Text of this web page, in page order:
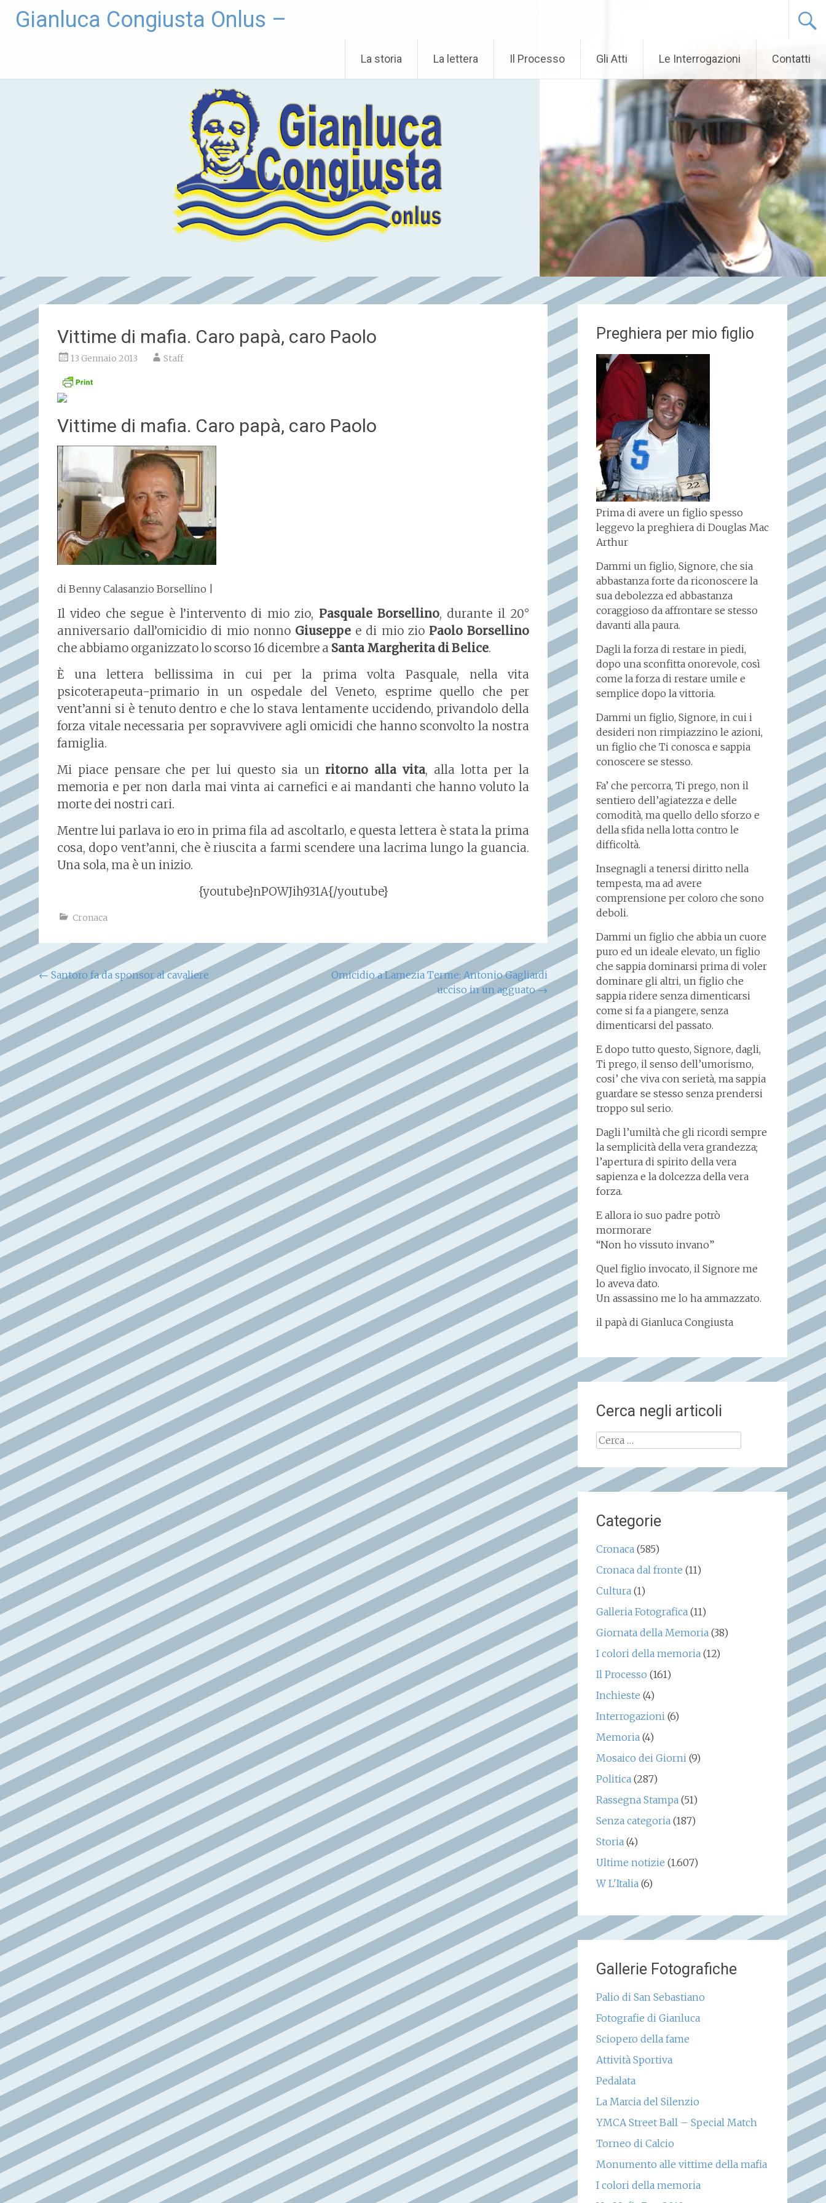
Gianluca Congiusta Onlus –
La storia La lettera Il Processo Gli Atti Le Interrogazioni Contatti
Vittime di mafia. Caro papà, caro Paolo
13 Gennaio 2013 Staff
Vittime di mafia. Caro papà, caro Paolo
di Benny Calasanzio Borsellino
Il video che segue è l’intervento di mio zio, Pasquale Borsellino, durante il 20°
anniversario dall’omicidio di mio nonno Giuseppe e di mio zio Paolo Borsellino
che abbiamo organizzato lo scorso 16 dicembre a Santa Margherita di Belice.
È una lettera bellissima in cui per la prima volta Pasquale, nella vita
psicoterapeuta-primario in un ospedale del Veneto, esprime quello che per
vent’anni si è tenuto dentro e che lo stava lentamente uccidendo, privandolo della
forza vitale necessaria per sopravvivere agli omicidi che hanno sconvolto la nostra
famiglia.
Mi piace pensare che per lui questo sia un ritorno alla vita, alla lotta per la
memoria e per non darla mai vinta ai carnefici e ai mandanti che hanno voluto la
morte dei nostri cari.
Mentre lui parlava io ero in prima fila ad ascoltarlo, e questa lettera è stata la prima
cosa, dopo vent’anni, che è riuscita a farmi scendere una lacrima lungo la guancia.
Una sola, ma è un inizio.
{youtube}nPOWJih931A{/youtube}
Cronaca
Navigazione
articoli
← Santoro fa da sponsor al cavaliere
Omicidio a Lamezia Terme: Antonio Gagliardi
ucciso in un agguato→
Preghiera per mio figlio
Prima di avere un figlio spesso
leggevo la preghiera di Douglas Mac
Arthur
Dammi un figlio, Signore, che sia
abbastanza forte da riconoscere la
sua debolezza ed abbastanza
coraggioso da affrontare se stesso
davanti alla paura.
Dagli la forza di restare in piedi,
dopo una sconfitta onorevole, così
come la forza di restare umile e
semplice dopo la vittoria.
Dammi un figlio, Signore, in cui i
desideri non rimpiazzino le azioni,
un figlio che Ti conosca e sappia
conoscere se stesso.
Fa’ che percorra, Ti prego, non il
sentiero dell’agiatezza e delle
comodità, ma quello dello sforzo e
della sfida nella lotta contro le
difficoltà.
Insegnagli a tenersi diritto nella
tempesta, ma ad avere
comprensione per coloro che sono
deboli.
Dammi un figlio che abbia un cuore
puro ed un ideale elevato, un figlio
che sappia dominarsi prima di voler
dominare gli altri, un figlio che
sappia ridere senza dimenticarsi
come si fa a piangere, senza
dimenticarsi del passato.
E dopo tutto questo, Signore, dagli,
Ti prego, il senso dell’umorismo,
cosi’ che viva con serietà, ma sappia
guardare se stesso senza prendersi
troppo sul serio.
Dagli l’umiltà che gli ricordi sempre
la semplicità della vera grandezza;
l’apertura di spirito della vera
sapienza e la dolcezza della vera
forza.
E allora io suo padre potrò
mormorare
“Non ho vissuto invano”
Quel figlio invocato, il Signore me
lo aveva dato.
Un assassino me lo ha ammazzato.
il papà di Gianluca Congiusta
Cerca negli articoli
Ricerca
Categorie
Cronaca(585)
Cronaca dal fronte (11)
Cultura(1)
Galleria Fotografica(11)
Giornata della Memoria(38)
I colori della memoria(12)
Il Processo (161)
Inchieste (4)
Interrogazioni(6)
Memoria(4)
Mosaico dei Giorni(9)
Politica(287)
Rassegna Stampa(51)
Senza categoria(187)
Storia(4)
Ultime notizie (1.607)
W L'Italia(6)
Gallerie Fotografiche
Palio di San Sebastiano
Fotografie di Gianluca
Sciopero della fame
Attività Sportiva
Pedalata
La Marcia del Silenzio
YMCA Street Ball – Special Match
Torneo di Calcio
Monumento alle vittime della mafia
I colori della memoria